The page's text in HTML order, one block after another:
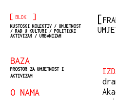
[ BLOK ]
KUSTOSKI KOLEKTIV / UMJETNOST
/ RAD U KULTURI / POLITIČKI
AKTIVIZAM / URBANIZAM
BAZA
PROSTOR ZA UMJETNOST I
AKTIVIZAM
O NAMA